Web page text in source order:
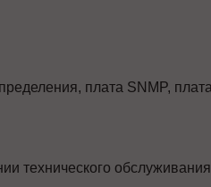
плата SNMP,
технического обслуживания